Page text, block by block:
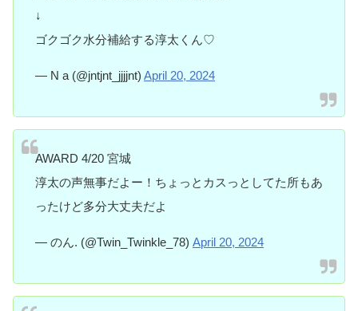
↓
ゴクゴク水分補給する淳太くん♡
— N a (@jntjnt_jjjjnt) April 20, 2024
AWARD 4/20 宮城
淳太の声無事だよー！ちょっとカスっとしてた所もあ
ったけど多分大丈夫だよ
— のん. (@Twin_Twinkle_78) April 20, 2024